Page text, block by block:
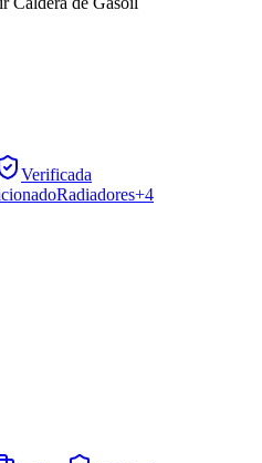
Verificada
Radiadores+4